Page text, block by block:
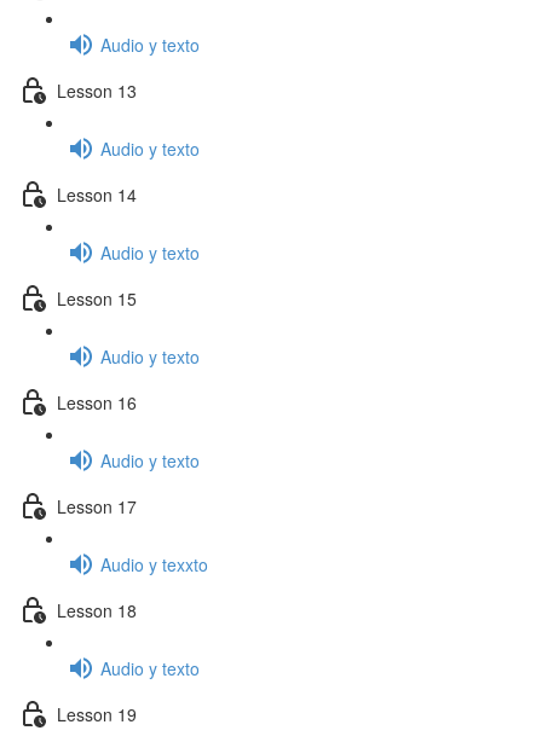
Audio y texto
Lesson 13
Audio y texto
Lesson 14
Audio y texto
Lesson 15
Audio y texto
Lesson 16
Audio y texto
Lesson 17
Audio y texxto
Lesson 18
Audio y texto
Lesson 19